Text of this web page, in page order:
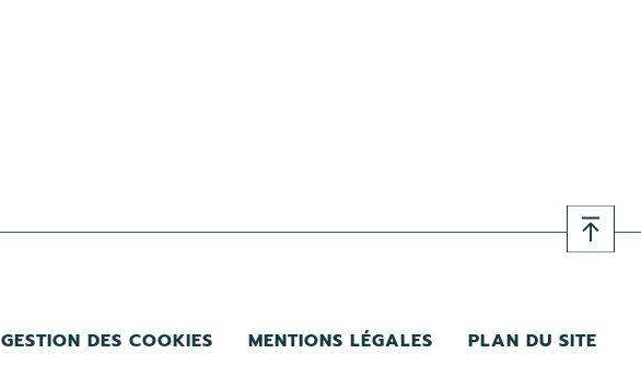
GESTION DES COOKIES MENTIONS LÉGALES PLAN DU SITE